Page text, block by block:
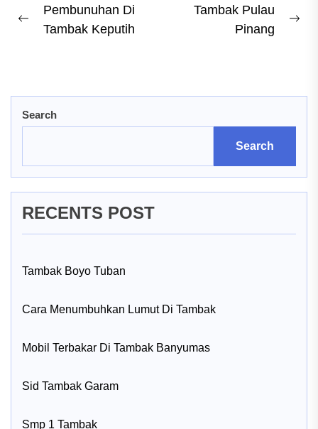
Post
navigation
Previous
Pembunuhan Di
Tambak Keputih
Tambak Pulau
Pinang
Search
Search
RECENTS POST
Tambak Boyo Tuban
Cara Menumbuhkan Lumut Di Tambak
Mobil Terbakar Di Tambak Banyumas
Sid Tambak Garam
Smp 1 Tambak